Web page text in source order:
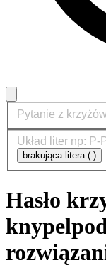
brakująca litera (-)
Hasło
knypel